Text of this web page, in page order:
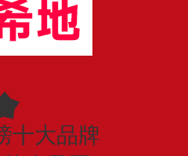
十大品牌